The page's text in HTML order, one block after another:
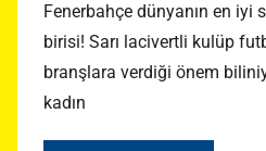
Fenerbahçe dünyanın en iyi
birisi! Sarı lacivertli kulüp
branşlara verdiği önem
kadın